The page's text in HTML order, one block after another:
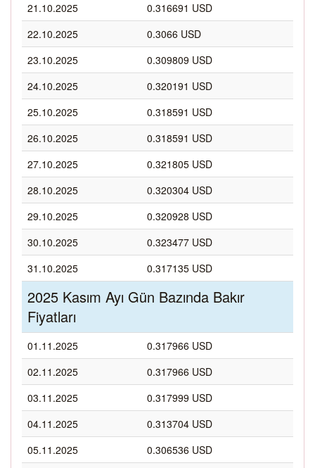
21.10.2025
0.316691 USD
22.10.2025
0.3066 USD
23.10.2025
0.309809 USD
24.10.2025
0.320191 USD
25.10.2025
0.318591 USD
26.10.2025
0.318591 USD
27.10.2025
0.321805 USD
28.10.2025
0.320304 USD
29.10.2025
0.320928 USD
30.10.2025
0.323477 USD
31.10.2025
0.317135 USD
2025 Kasım Ayı Gün Bazında Bakır
Fiyatları
01.11.2025
0.317966 USD
02.11.2025
0.317966 USD
03.11.2025
0.317999 USD
04.11.2025
0.313704 USD
05.11.2025
0.306536 USD